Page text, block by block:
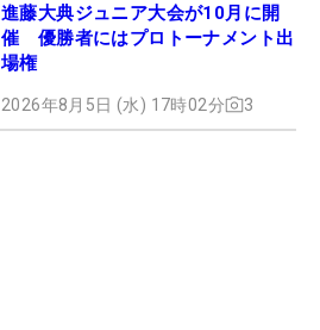
進藤大典ジュニア大会が10月に開
催 優勝者にはプロトーナメント出
場権
2026年8月5日 (水) 17時02分 3